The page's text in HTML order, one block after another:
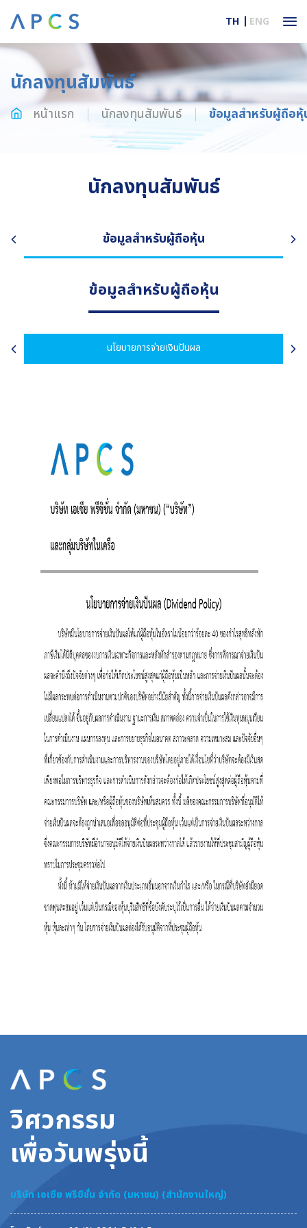
TH ENG
นักลงทุนสัมพันธ์
หน้าแรก นักลงทุนสัมพันธ์ ข้อมูลสำหรับผู้ถือ
นักลงทุนสัมพันธ์
ข้อมูลสำหรับผู้ถือหุ้น
ข้อมูลสำหรับผู้ถือหุ้น
นโยบายการจ่ายเงินปันผล
วิศวกรรม
เพื่อวันพรุ่งนี้
บริษัท เอเซีย พรีซิชั่น จำกัด (มหาชน) (สำนักงานใหญ่)